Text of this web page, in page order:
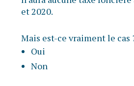
et 2020.
Mais est-ce vraiment le cas
Oui
Non